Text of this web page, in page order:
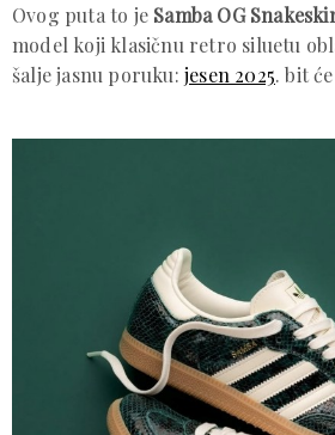
Ovog puta to je Samba OG
model koji klasičnu retro siluetu
šalje jasnu poruku: jesen 2025. bit